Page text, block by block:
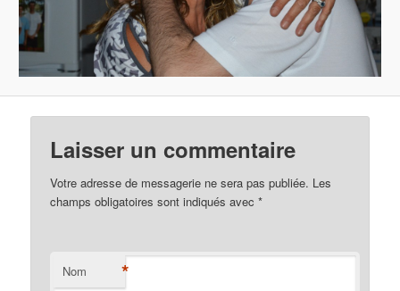
Laisser un commentaire
Votre adresse de messagerie ne sera pas publiée. Les
champs obligatoires sont indiqués avec*
Nom *